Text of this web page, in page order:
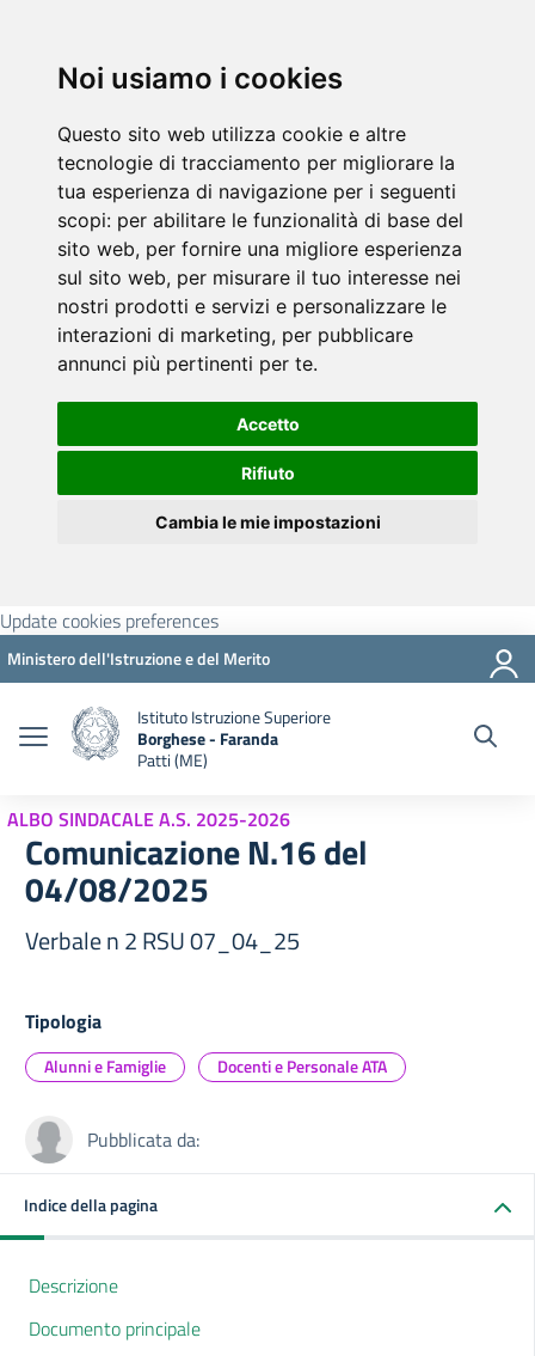
Noi usiamo i cookies
Questo sito web utilizza cookie e altre
tecnologie di tracciamento per migliorare la
tua esperienza di navigazione per i seguenti
scopi: per abilitare le funzionalità di base del
sito web, per fornire una migliore esperienza
sul sito web, per misurare il tuo interesse nei
nostri prodotti e servizi e personalizzare le
interazioni di marketing, per pubblicare
annunci più pertinenti per te.
Accetto
Rifiuto
Cambia le mie impostazioni
Update cookies preferences
Ministero dell'Istruzione e del Merito
Istituto Istruzione Superiore
Borghese - Faranda
Patti (ME)
ALBO SINDACALE A.S. 2025-2026
Comunicazione N.16 del
04/08/2025
Verbale n 2 RSU 07_04_25
Tipologia
Alunni e Famiglie Docenti e Personale ATA
Pubblicata da:
Indice della pagina
Descrizione
Documento principale